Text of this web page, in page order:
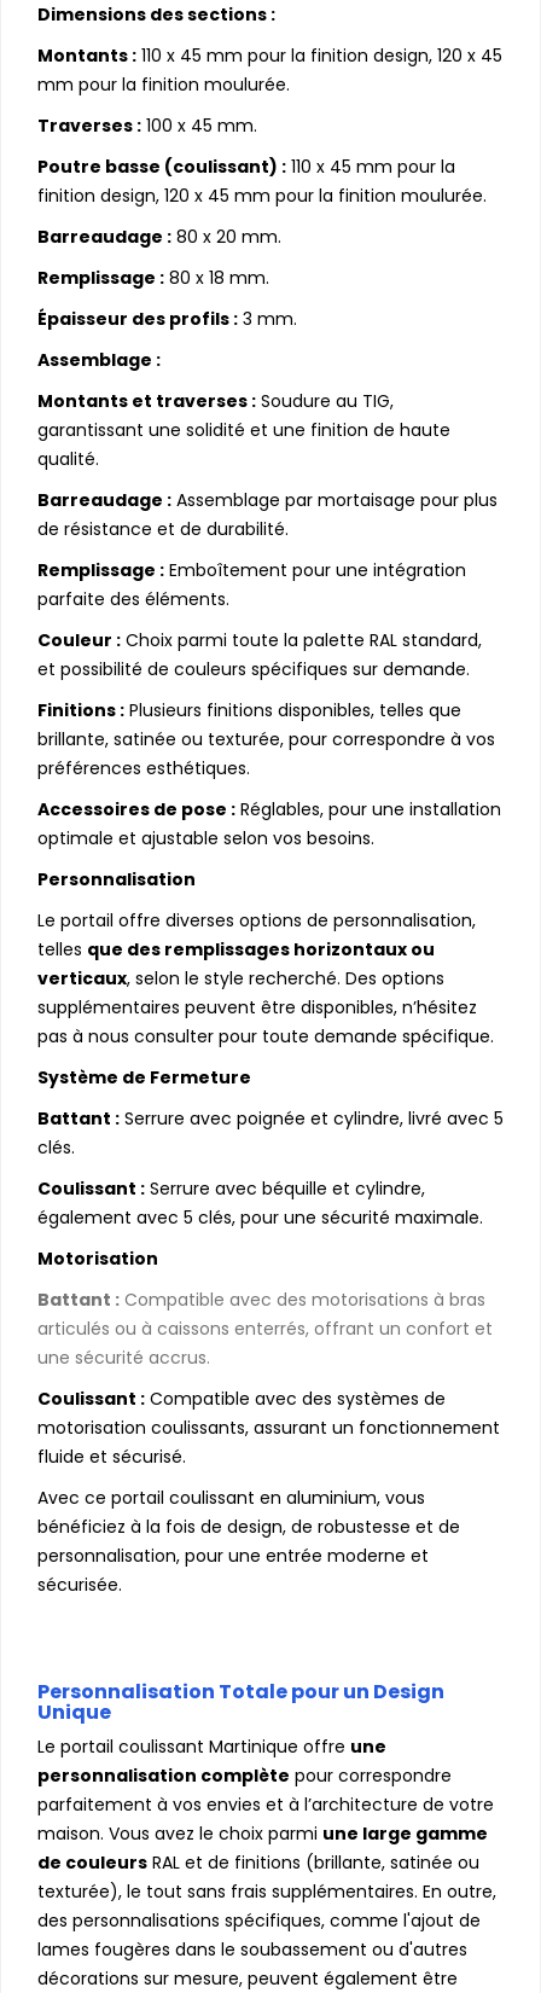
Dimensions des sections :
Montants : 110 x 45 mm pour la finition design, 120 x 45
mm pour la finition moulurée.
Traverses : 100 x 45 mm.
Poutre basse (coulissant) : 110 x 45 mm pour la
finition design, 120 x 45 mm pour la finition moulurée.
Barreaudage : 80 x 20 mm.
Remplissage : 80 x 18 mm.
Épaisseur des profils : 3 mm.
Assemblage :
Montants et traverses : Soudure au TIG,
garantissant une solidité et une finition de haute
qualité.
Barreaudage : Assemblage par mortaisage pour plus
de résistance et de durabilité.
Remplissage : Emboîtement pour une intégration
parfaite des éléments.
Couleur : Choix parmi toute la palette RAL standard,
et possibilité de couleurs spécifiques sur demande.
Finitions : Plusieurs finitions disponibles, telles que
brillante, satinée ou texturée, pour correspondre à vos
préférences esthétiques.
Accessoires de pose : Réglables, pour une installation
optimale et ajustable selon vos besoins.
Personnalisation
Le portail offre diverses options de personnalisation,
telles que des remplissages horizontaux ou
verticaux, selon le style recherché. Des options
supplémentaires peuvent être disponibles, n’hésitez
pas à nous consulter pour toute demande spécifique.
Système de Fermeture
Battant : Serrure avec poignée et cylindre, livré avec 5
clés.
Coulissant : Serrure avec béquille et cylindre,
également avec 5 clés, pour une sécurité maximale.
Motorisation
Battant : Compatible avec des motorisations à bras
articulés ou à caissons enterrés, offrant un confort et
une sécurité accrus.
Coulissant : Compatible avec des systèmes de
motorisation coulissants, assurant un fonctionnement
fluide et sécurisé.
Avec ce portail coulissant en aluminium, vous
bénéficiez à la fois de design, de robustesse et de
personnalisation, pour une entrée moderne et
sécurisée.
Personnalisation Totale pour un Design
Unique
Le portail coulissant Martinique offre une
personnalisation complète pour correspondre
parfaitement à vos envies et à l’architecture de votre
maison. Vous avez le choix parmi une large gamme
de couleurs RAL et de finitions (brillante, satinée ou
texturée), le tout sans frais supplémentaires. En outre,
des personnalisations spécifiques, comme l'ajout de
lames fougères dans le soubassement ou d'autres
décorations sur mesure, peuvent également être